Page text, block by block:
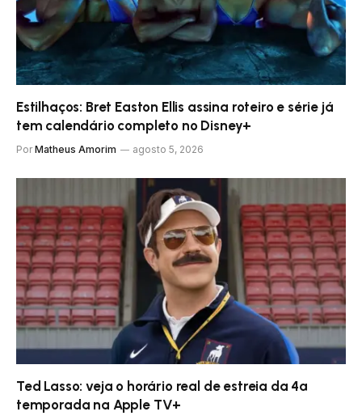
Estilhaços: Bret Easton Ellis assina roteiro e série já
tem calendário completo no Disney+
Por Matheus Amorim agosto 5, 2026
Ted Lasso: veja o horário real de estreia da 4ª
temporada na Apple TV+